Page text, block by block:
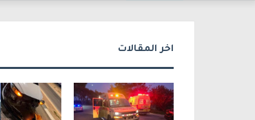
اخر المقالات